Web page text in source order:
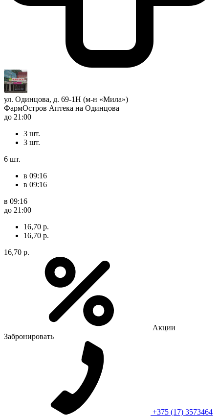
ул. Одинцова, д. 69-1Н (м-н «Мила»)
ФармОстров Аптека на Одинцова
до 21:00
3 шт.
3 шт.
6 шт.
в 09:16
в 09:16
в 09:16
до 21:00
16,70 р.
16,70 р.
16,70 р.
Акции
Забронировать
+375 (17) 3573464